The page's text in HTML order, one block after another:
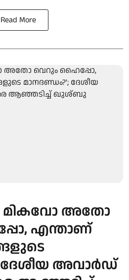
Read More
മികവോ അതോ
എന്താണ്
ദേശീയ അവാർഡ്